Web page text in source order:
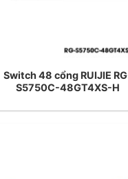
Switch 48 cổng RUIJIE
S5750C-48GT4XS-H